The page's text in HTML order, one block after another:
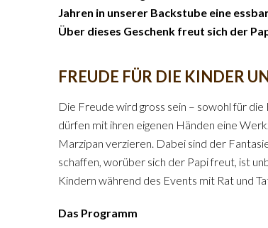
Jahren in unserer Backstube eine
Über dieses Geschenk freut sich der
FREUDE FÜR DIE KINDER
Die Freude wird gross sein – sowohl für
dürfen mit ihren eigenen Händen eine
Marzipan verzieren. Dabei sind der
schaffen, worüber sich der Papi freut, ist
Kindern während des Events mit Rat und
Das Programm